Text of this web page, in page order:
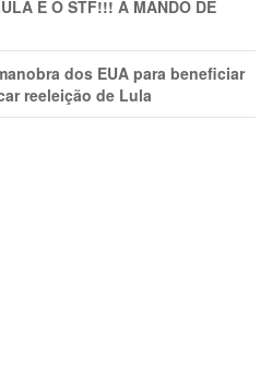
E O STF!!! A MANDO DE
dos EUA para beneficiar
reeleição de Lula